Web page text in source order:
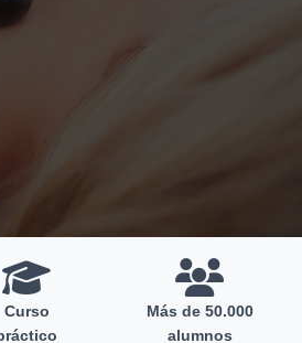
Curso
Más de 50.000
alumnos